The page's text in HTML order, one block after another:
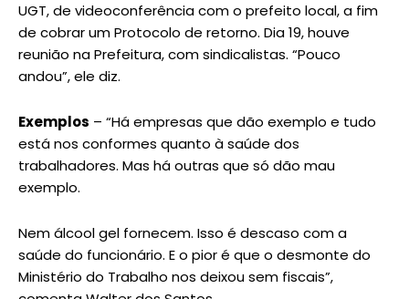
UGT, de videoconferência com o prefeito local, a fim
de cobrar um Protocolo de retorno. Dia 19, houve
reunião na Prefeitura, com sindicalistas. “Pouco
andou”, ele diz.
Exemplos – “Há empresas que dão exemplo e tudo
está nos conformes quanto à saúde dos
trabalhadores. Mas há outras que só dão mau
exemplo.
Nem álcool gel fornecem. Isso é descaso com a
saúde do funcionário. E o pior é que o desmonte do
Ministério do Trabalho nos deixou sem fiscais”,